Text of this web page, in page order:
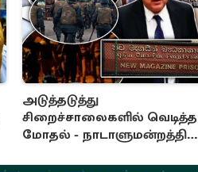
அடுத்தடுத்து
சிறைச்சாலைகளில் வெடித்த
மோதல் - நாடாளுமன்றத்தில்